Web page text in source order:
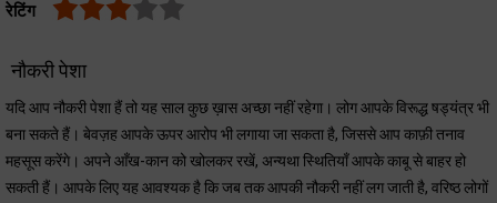
रेटिंग
नौकरी पेशा
यदि आप नौकरी पेशा हैं तो यह साल कुछ ख़ास अच्छा नहीं रहेगा। लोग आपके विरूद्ध षड्यंत्र भी
बना सकते हैं। बेवज़ह आपके ऊपर आरोप भी लगाया जा सकता है, जिससे आप काफ़ी तनाव
महसूस करेंगे। अपने आँख-कान को खोलकर रखें, अन्यथा स्थितियाँ आपके काबू से बाहर हो
सकती हैं। आपके लिए यह आवश्यक है कि जब तक आपकी नौकरी नहीं लग जाती है, वरिष्ठ लोगों